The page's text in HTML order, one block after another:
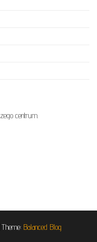
centrum.
Theme: Balanced Blog